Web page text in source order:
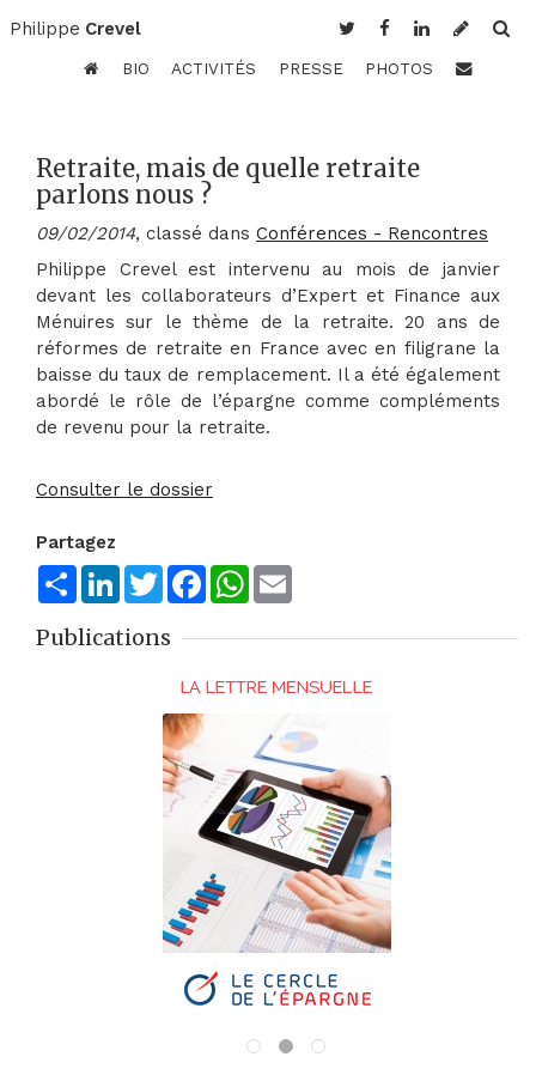
Philippe Crevel
BIO ACTIVITÉS PRESSE PHOTOS
Retraite, mais de quelle retraite
parlons nous ?
09/02/2014, classé dans Conférences - Rencontres
Philippe Crevel est intervenu au mois de janvier
devant les collaborateurs d’Expert et Finance aux
Ménuires sur le thème de la retraite. 20 ans de
réformes de retraite en France avec en filigrane la
baisse du taux de remplacement. Il a été également
abordé le rôle de l’épargne comme compléments
de revenu pour la retraite.
Consulter le dossier
Partagez
ShareLinkedInTwitterFacebookWhatsApp
Publications